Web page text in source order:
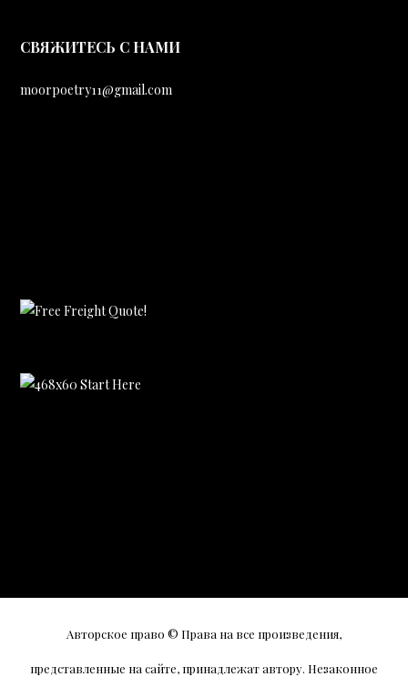
CВЯЖИТЕСЬ С НАМИ
moorpoetry11@gmail.com
Авторское право © Права на все произведения,
представленные на сайте, принадлежат автору. Незаконное